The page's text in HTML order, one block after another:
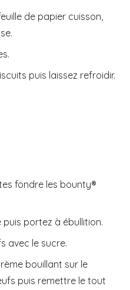
de papier cuisson,
puis laissez refroidir.
fondre les bounty®
portez à ébullition.
avec le sucre.
bouillant sur le
puis remettre le tout